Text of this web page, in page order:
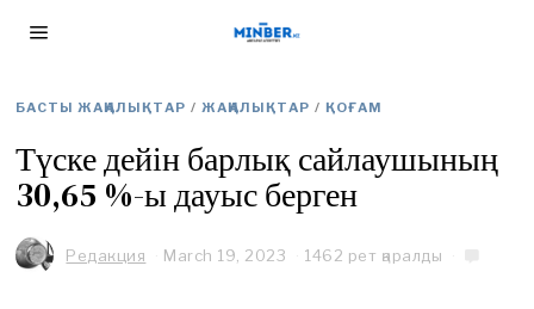
БАСТЫ ЖАҢАЛЫҚТАР / ЖАҢАЛЫҚТАР / ҚОҒАМ
Түске дейін барлық сайлаушының
30,65 %-ы дауыс берген
Редакция March 19, 2023 1462 рет қаралды